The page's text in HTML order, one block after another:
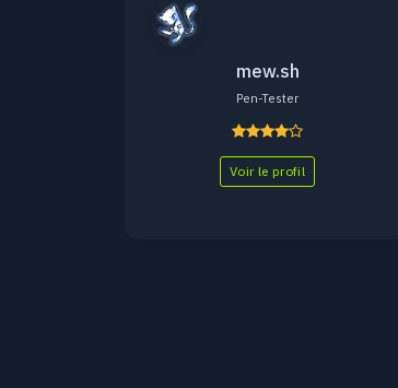
mew.sh
Pen-Tester
Voir le profil